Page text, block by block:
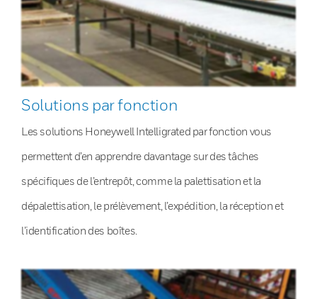
Solutions par fonction
Les solutions Honeywell Intelligrated par fonction vous
permettent d’en apprendre davantage sur des tâches
spécifiques de l’entrepôt, comme la palettisation et la
dépalettisation, le prélèvement, l’expédition, la réception et
l’identification des boîtes.